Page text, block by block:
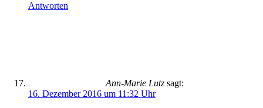
Antworten
Ann-Marie Lutz sagt:
16. Dezember 2016 um 11:32 Uhr